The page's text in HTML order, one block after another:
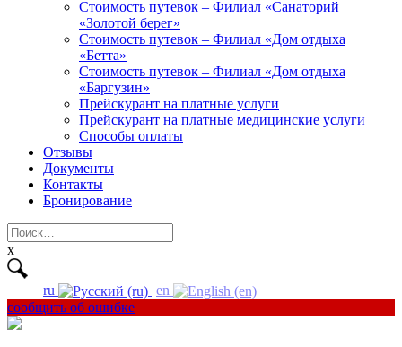
Стоимость путевок – Филиал «Санаторий
«Золотой берег»
Стоимость путевок – Филиал «Дом отдыха
«Бетта»
Стоимость путевок – Филиал «Дом отдыха
«Баргузин»
Прейскурант на платные услуги
Прейскурант на платные медицинские услуги
Способы оплаты
Отзывы
Документы
Контакты
Бронирование
Найти:
x
ru
en
сообщить об ошибке